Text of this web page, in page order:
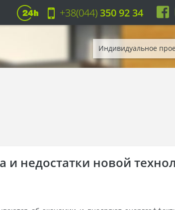
+38(044)350 92 34
Индивидуальное
недостатки новой